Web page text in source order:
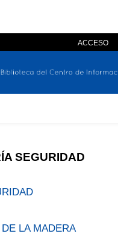
ACCESO
En el catálogo En el sitio
SEGURIDAD
LA MADERA